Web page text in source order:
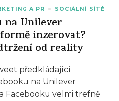
A PR SOCIÁLNÍ SÍTĚ
na Unilever
inzerovat?
od reality
předkládající
na Unilever
Facebooku velmi trefně